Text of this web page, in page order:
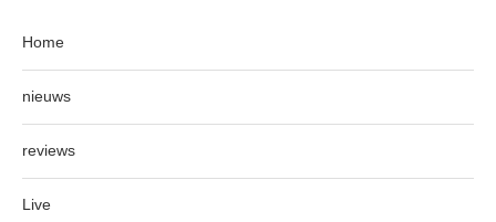
Home
nieuws
reviews
Live